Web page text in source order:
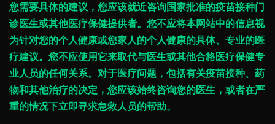
您需要具体的建议，您应该就近咨询国家批准的疫苗接种门
诊医生或其他医疗保健提供者。您不应将本网站中的信息视
为针对您的个人健康或您家人的个人健康的具体、专业的医
疗建议。您不应使用它来取代与医生或其他合格医疗保健专
业人员的任何关系。对于医疗问题，包括有关疫苗接种、药
物和其他治疗的决定，您应该始终咨询您的医生，或者在严
重的情况下立即寻求急救人员的帮助。